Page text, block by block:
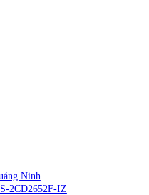
Ninh
2CD2652F-IZ